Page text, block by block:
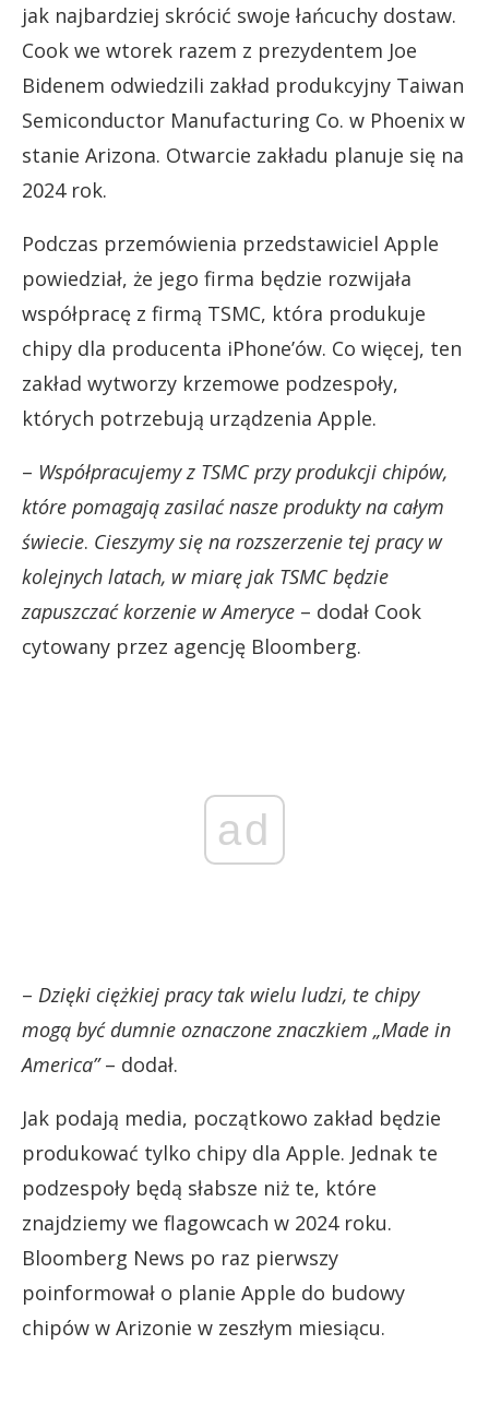
jak najbardziej skrócić swoje łańcuchy dostaw.
Cook we wtorek razem z prezydentem Joe
Bidenem odwiedzili zakład produkcyjny Taiwan
Semiconductor Manufacturing Co. w Phoenix w
stanie Arizona. Otwarcie zakładu planuje się na
2024 rok.
Podczas przemówienia przedstawiciel Apple
powiedział, że jego firma będzie rozwijała
współpracę z firmą TSMC, która produkuje
chipy dla producenta iPhone’ów. Co więcej, ten
zakład wytworzy krzemowe podzespoły,
których potrzebują urządzenia Apple.
– Współpracujemy z TSMC przy produkcji chipów,
które pomagają zasilać nasze produkty na całym
świecie. Cieszymy się na rozszerzenie tej pracy w
kolejnych latach, w miarę jak TSMC będzie
zapuszczać korzenie w Ameryce – dodał Cook
cytowany przez agencję Bloomberg.
ad
– Dzięki ciężkiej pracy tak wielu ludzi, te chipy
mogą być dumnie oznaczone znaczkiem „Made in
America”– dodał.
Jak podają media, początkowo zakład będzie
produkować tylko chipy dla Apple. Jednak te
podzespoły będą słabsze niż te, które
znajdziemy we flagowcach w 2024 roku.
Bloomberg News po raz pierwszy
poinformował o planie Apple do budowy
chipów w Arizonie w zeszłym miesiącu.